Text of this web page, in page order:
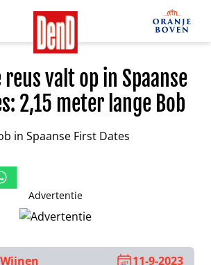
reus valt op in Spaanse
2,15 meter lange Bob
Advertentie
11-9-2023